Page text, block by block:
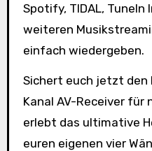
Spotify, TIDAL,
weiteren
einfach wiedergeben.
Sichert euch jetzt den
Kanal AV-Receiver für
erlebt das ultimative
euren eigenen vier